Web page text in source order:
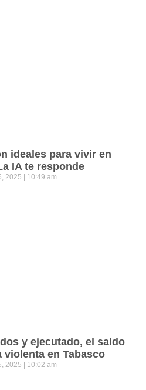
ideales para vivir en
IA te responde
2025 10:49 am
y ejecutado, el saldo
violenta en Tabasco
2025 10:02 am